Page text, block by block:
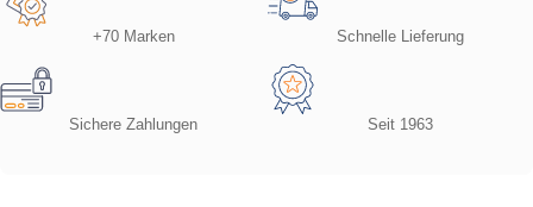
+70 Marken Schnelle Lieferung
Sichere Zahlungen Seit 1963